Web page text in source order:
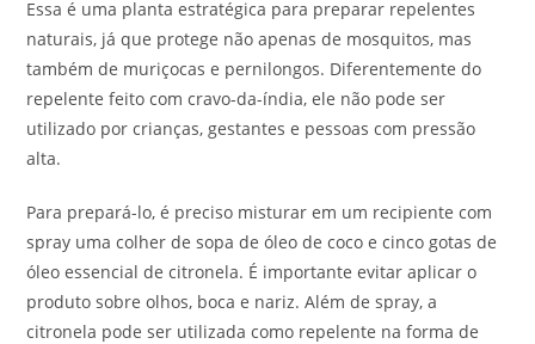
Essa é uma planta estratégica para preparar repelentes
naturais, já que protege não apenas de mosquitos, mas
também de muriçocas e pernilongos. Diferentemente do
repelente feito com cravo-da-índia, ele não pode ser
utilizado por crianças, gestantes e pessoas com pressão
alta.
Para prepará-lo, é preciso misturar em um recipiente com
spray uma colher de sopa de óleo de coco e cinco gotas de
óleo essencial de citronela. É importante evitar aplicar o
produto sobre olhos, boca e nariz. Além de spray, a
citronela pode ser utilizada como repelente na forma de